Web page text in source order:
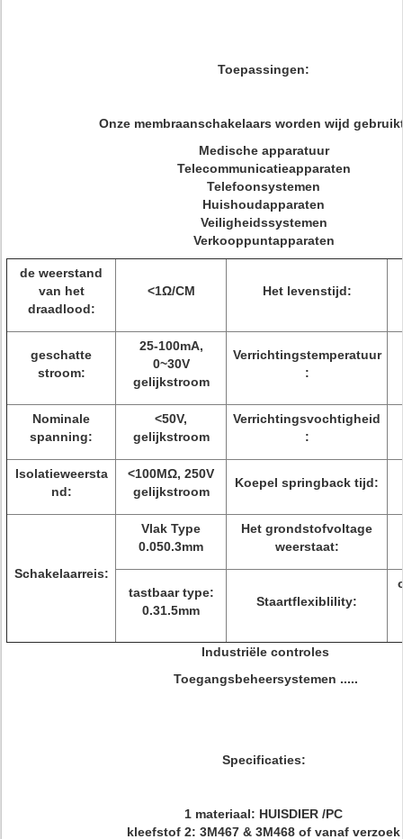
Toepassingen:
Onze membraanschakelaars worden wijd
Medische apparatuur
Telecommunicatieapparaten
Telefoonsystemen
Huishoudapparaten
Veiligheidssystemen
Verkooppuntapparaten
de weerstand
van het
draadlood:
<1Ω/CM Het levenstijd:
geschatte
stroom:
25-100mA,
0~30V
gelijkstroom
Verrichtingstemperatuur
:
Nominale
spanning:
<50V,
gelijkstroom
Verrichtingsvochtigheid
:
Isolatieweersta
nd:
<100MΩ, 250V
gelijkstroom
Koepel springback tijd:
Schakelaarreis:
Vlak Type
0.050.3mm
Het grondstofvoltage
weerstaat:
tastbaar type:
0.31.5mm
Staartflexiblility:
Industriële controles
Toegangsbeheersystemen .....
Specificaties:
1 materiaal: HUISDIER /PC
kleefstof 2: 3M467 & 3M468 of vanaf verzoek